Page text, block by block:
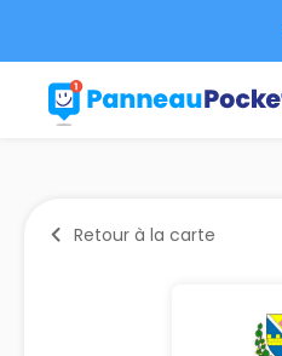
Retour à la carte